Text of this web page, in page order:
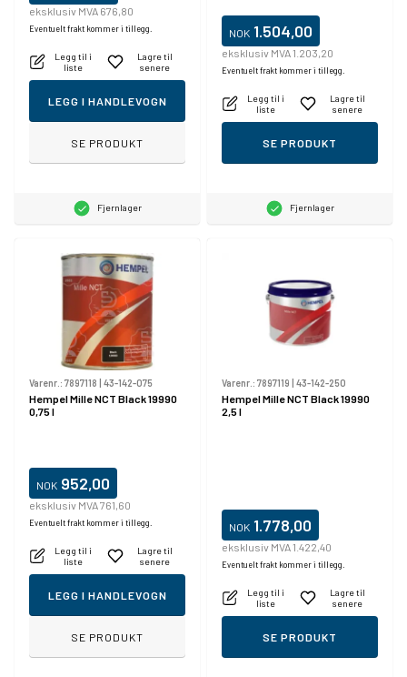
eksklusiv MVA 676,80
Eventuelt frakt kommer i tillegg.
Legg til i
liste
Lagre til
senere
LEGG I HANDLEVOGN
SE PRODUKT
Fjernlager
NOK 1.504,00
eksklusiv MVA 1.203,20
Eventuelt frakt kommer i tillegg.
Legg til i
liste
Lagre til
senere
SE PRODUKT
Fjernlager
Varenr.: 7897118 | 43-142-075
Hempel Mille NCT Black 19990
0,75 l
NOK 952,00
eksklusiv MVA 761,60
Eventuelt frakt kommer i tillegg.
Legg til i
liste
Lagre til
senere
LEGG I HANDLEVOGN
SE PRODUKT
Varenr.: 7897119 | 43-142-250
Hempel Mille NCT Black 19990
2,5 l
NOK 1.778,00
eksklusiv MVA 1.422,40
Eventuelt frakt kommer i tillegg.
Legg til i
liste
Lagre til
senere
SE PRODUKT